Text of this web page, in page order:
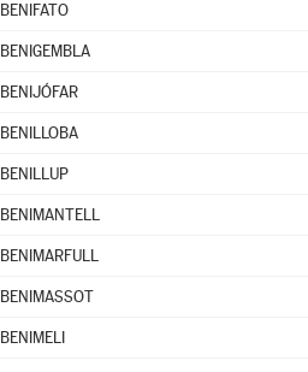
BENIFATO
BENIGEMBLA
BENIJÓFAR
BENILLOBA
BENILLUP
BENIMANTELL
BENIMARFULL
BENIMASSOT
BENIMELI